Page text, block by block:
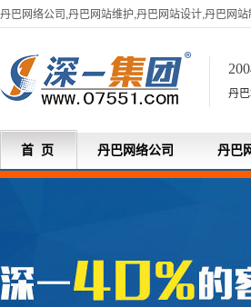
丹巴网络公司,丹巴网站维护,丹巴网站设计,丹巴网
丹
首 页 丹巴网络公司 丹巴